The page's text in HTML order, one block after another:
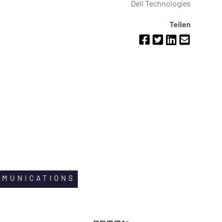
Dell Technologies
Teilen